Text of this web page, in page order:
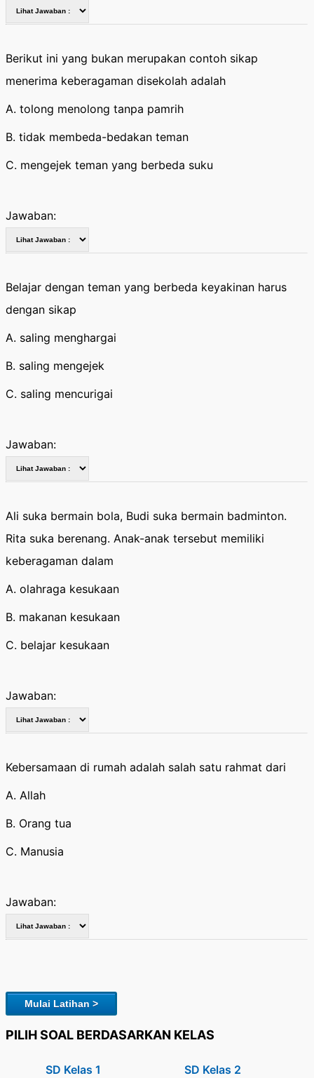
Berikut ini yang bukan merupakan contoh sikap
menerima keberagaman disekolah adalah
A. tolong menolong tanpa pamrih
B. tidak membeda-bedakan teman
C. mengejek teman yang berbeda suku
Jawaban:
Belajar dengan teman yang berbeda keyakinan harus
dengan sikap
A. saling menghargai
B. saling mengejek
C. saling mencurigai
Jawaban:
Ali suka bermain bola, Budi suka bermain badminton.
Rita suka berenang. Anak-anak tersebut memiliki
keberagaman dalam
A. olahraga kesukaan
B. makanan kesukaan
C. belajar kesukaan
Jawaban:
Kebersamaan di rumah adalah salah satu rahmat dari
A. Allah
B. Orang tua
C. Manusia
Jawaban:
Mulai Latihan >
PILIH SOAL BERDASARKAN KELAS
SD Kelas 1 SD Kelas 2